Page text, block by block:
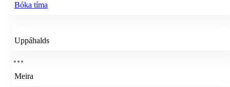
Bóka tíma
Uppáhalds
Meira